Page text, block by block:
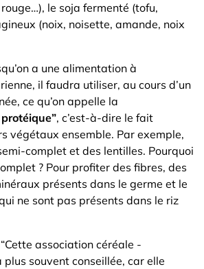
le soja fermenté (tofu,
(noix, noisette, amande, noix
a une alimentation à
il faudra utiliser, au cours d’un
ce qu’on appelle la
, c’est-à-dire le fait
végétaux ensemble. Par exemple,
complet et des lentilles. Pourquoi
? Pour profiter des fibres, des
présents dans le germe et le
ne sont pas présents dans le riz
association céréale -
plus souvent conseillée, car elle